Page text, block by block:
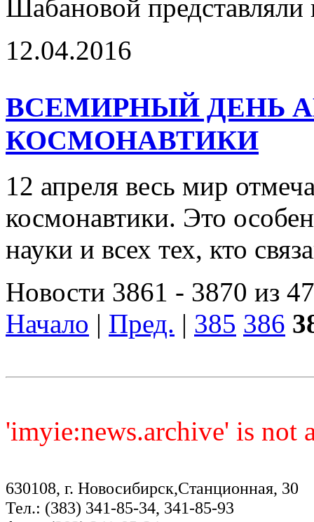
Шабановой
12.04.2016
ВСЕМИРНЫЙ ДЕНЬ
КОСМОНАВТИКИ
12 апреля весь мир
космонавтики. Это
науки и всех тех, кто
Новости 3861 - 3870 из
Начало | Пред. | 385 386
'imyie:news.archive' is not
630108, г. Новосибирск,Станционная, 30
Тел.: (383) 341-85-34, 341-85-93